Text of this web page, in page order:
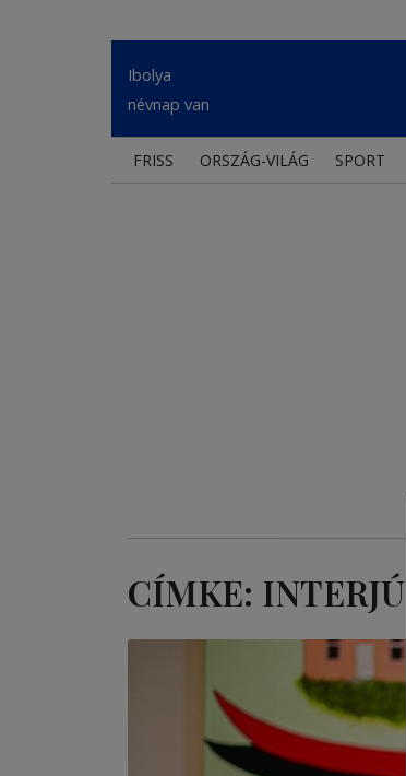
Ibolya
névnap van
FRISS ORSZÁG-VILÁG SPORT
CÍMKE: INTERJÚ